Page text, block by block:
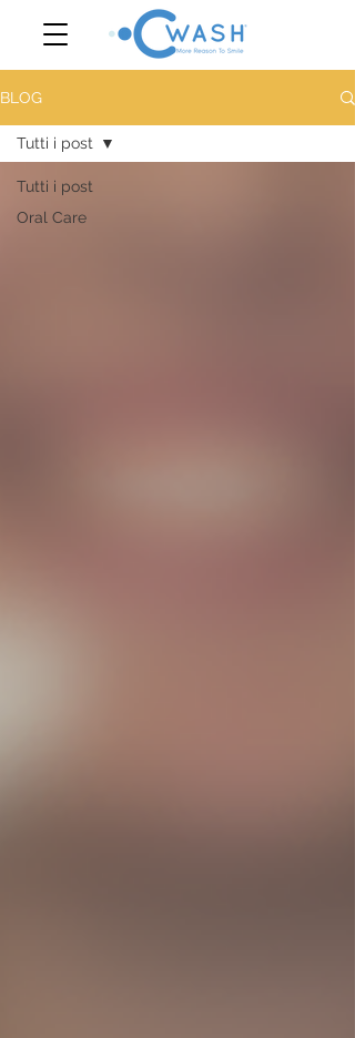
BLOG
Tutti i post
Oral Care
Tutti i post